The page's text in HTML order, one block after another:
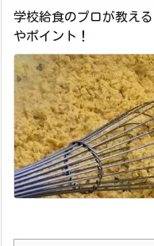
学校給食のプロが教え
やポイント！